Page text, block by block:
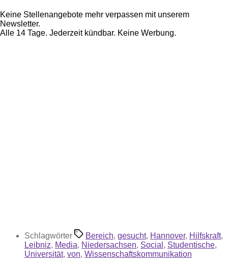
Keine Stellenangebote mehr verpassen mit unserem
Newsletter.
Alle 14 Tage. Jederzeit kündbar. Keine Werbung.
Schlagwörter Bereich, gesucht, Hannover, Hilfskraft,
Leibniz, Media, Niedersachsen, Social , Studentische,
Universität, von, Wissenschaftskommunikation